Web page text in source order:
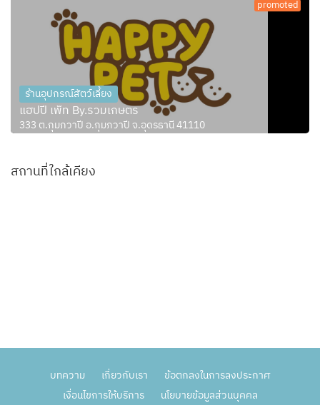
promoted
ร้านอุปกรณ์สัตว์เลี้ยง
แฮปปี้ เพ็ท By.รวมเกษตร
333 ต.กุมภวาปี อ.กุมภวาปี จ.อุดรธานี 41110
สถานที่ใกล้เคียง
บทความ เกี่ยวกับเรา
ข้อตกลงในการลงประกาศ
เงื่อนไขการให้บริการ
นโยบายข้อมูลส่วนบุคคล